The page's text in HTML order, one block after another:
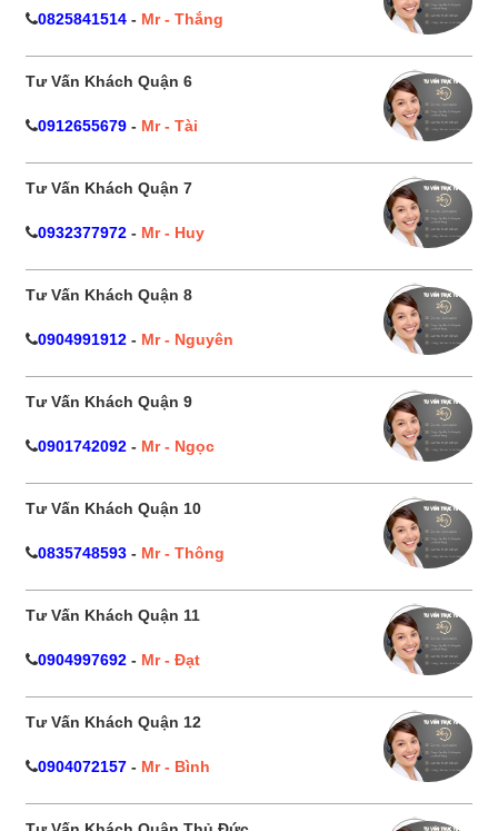
0825841514 - Mr - Thắng
Tư Vấn Khách Quận 6
0912655679 - Mr - Tài
Tư Vấn Khách Quận 7
0932377972 - Mr - Huy
Tư Vấn Khách Quận 8
0904991912 - Mr - Nguyên
Tư Vấn Khách Quận 9
0901742092 - Mr - Ngọc
Tư Vấn Khách Quận 10
0835748593 - Mr - Thông
Tư Vấn Khách Quận 11
0904997692 - Mr - Đạt
Tư Vấn Khách Quận 12
0904072157 - Mr - Bình